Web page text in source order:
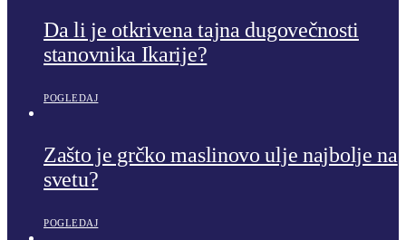
Da li je otkrivena tajna dugovečnosti
stanovnika Ikarije?
POGLEDAJ
Zašto je grčko maslinovo ulje najbolje na
svetu?
POGLEDAJ